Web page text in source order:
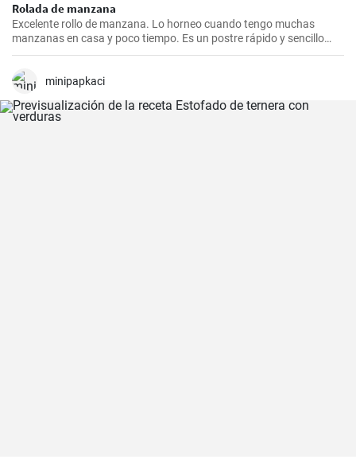
Rolada de manzana
Excelente rollo de manzana. Lo horneo cuando tengo muchas
manzanas en casa y poco tiempo. Es un postre rápido y sencillo
que siempre agrada.
minipapkaci